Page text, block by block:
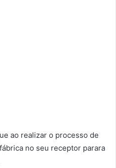
ao realizar o processo de
no seu receptor parara